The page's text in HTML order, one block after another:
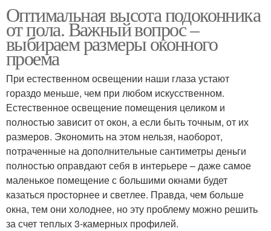
Оптимальная высота подоконника
от пола. Важный вопрос –
выбираем размеры оконного
проема
При естественном освещении наши глаза устают
гораздо меньше, чем при любом искусственном.
Естественное освещение помещения целиком и
полностью зависит от окон, а если быть точным, от их
размеров. Экономить на этом нельзя, наоборот,
потраченные на дополнительные сантиметры деньги
полностью оправдают себя в интерьере – даже самое
маленькое помещение с большими окнами будет
казаться просторнее и светлее. Правда, чем больше
окна, тем они холоднее, но эту проблему можно решить
за счет теплых 3-камерных профилей.